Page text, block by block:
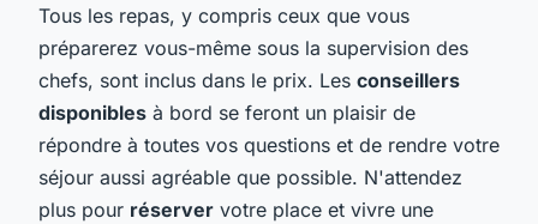
Tous les repas, y compris ceux que vous
préparerez vous-même sous la supervision des
chefs, sont inclus dans le prix. Les conseillers
disponibles à bord se feront un plaisir de
répondre à toutes vos questions et de rendre votre
séjour aussi agréable que possible. N'attendez
plus pour réserver votre place et vivre une